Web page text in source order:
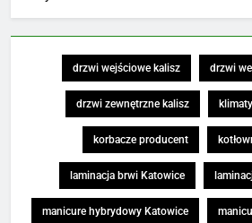
drzwi wejściowe kalisz drzwi
drzwi zewnętrzne kalisz
korbacze producent
laminacja brwi Katowice
manicure hybrydowy Katowice